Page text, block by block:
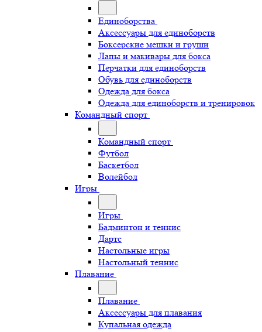
Единоборства
Аксессуары для единоборств
Боксерские мешки и груши
Лапы и макивары для бокса
Перчатки для единоборств
Обувь для единоборств
Одежда для бокса
Одежда для единоборств и тренировок
Командный спорт
Командный спорт
Футбол
Баскетбол
Волейбол
Игры
Игры
Бадминтон и теннис
Дартс
Настольные игры
Настольный теннис
Плавание
Плавание
Аксессуары для плавания
Купальная одежда